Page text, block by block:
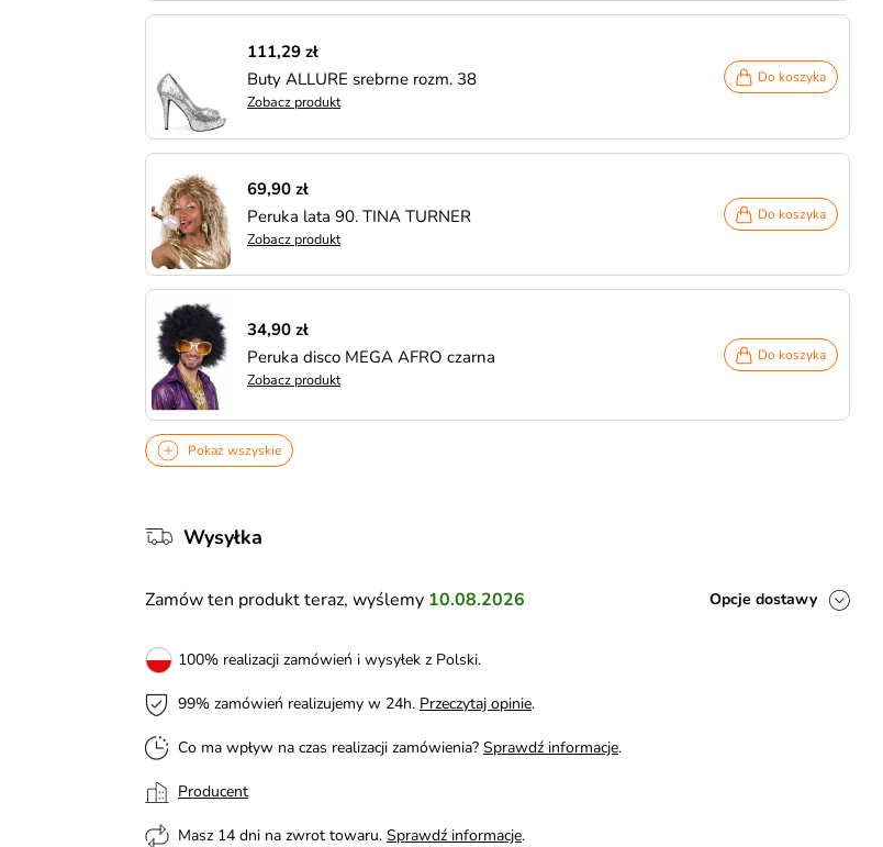
111,29 zł
Buty ALLURE srebrne rozm. 38
Zobacz produkt
Do koszyka
69,90 zł
Peruka lata 90. TINA TURNER
Zobacz produkt
Do koszyka
34,90 zł
Peruka disco MEGA AFRO czarna
Zobacz produkt
Do koszyka
Pokaż wszyskie
Wysyłka
Zamów ten produkt teraz, wyślemy 10.08.2026 Opcje dostawy
100% realizacji zamówień i wysyłek z Polski.
99% zamówień realizujemy w 24h. Przeczytaj opinie.
Co ma wpływ na czas realizacji zamówienia? Sprawdź informacje.
Producent
Masz 14 dni na zwrot towaru. Sprawdź informacje.